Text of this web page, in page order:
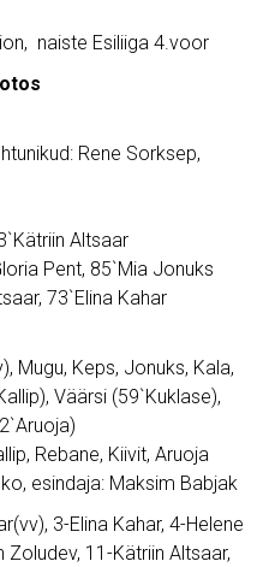
naiste Esiliiga 4.voor
Rene Sorksep,
Altsaar
Pent, 85`Mia Jonuks
73`Elina Kahar
Mugu, Keps, Jonuks, Kala,
Väärsi (59`Kuklase),
Rebane, Kiivit, Aruoja
esindaja: Maksim Babjak
3-Elina Kahar, 4-Helene
Zoludev, 11-Kätriin Altsaar,